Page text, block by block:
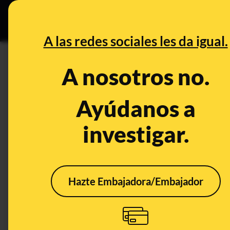
A las redes sociales les da igual.
A nosotros no.
Ayúdanos a
investigar.
Hazte Embajadora/Embajador
Fuck the police
No, Joe Biden no ha
reproducido la canción